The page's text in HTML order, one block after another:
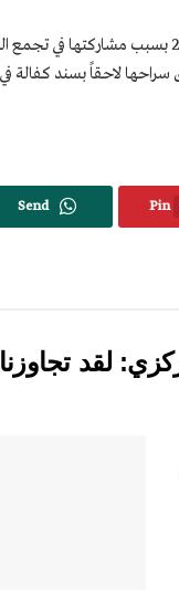
وكانت بخشان عزيزي قد اُعتُقِلت من قبل بتاريخ 16 نوفمبر
بسند كفالة في 19 مارس 2010.
Pin
Send
لقد